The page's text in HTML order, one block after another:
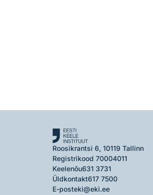
Roosikrantsi 6, 10119 Tallinn
Registrikood 70004011
Keelenõu631 3731
Üldkontakt617 7500
E-posteki@eki.ee